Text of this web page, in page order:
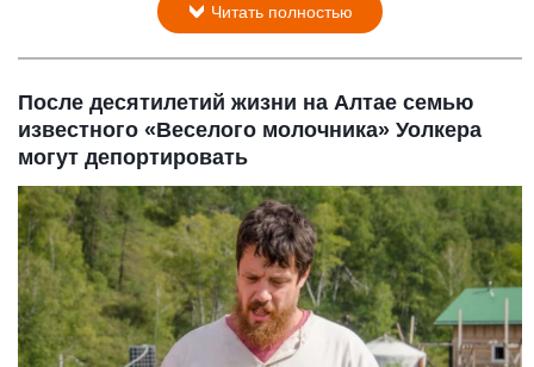
Читать полностью
После десятилетий жизни на Алтае семью
известного «Веселого молочника» Уолкера
могут депортировать